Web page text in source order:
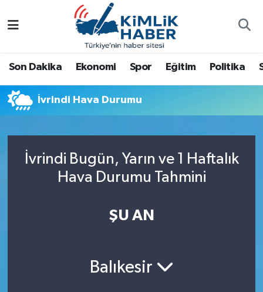
Son Dakika Ekonomi Spor Eğitim Politika
İvrindi Hava Durumu
İvrindi Bugün, Yarın ve 1 Haftalık
Hava Durumu Tahmini
ŞU AN
Balıkesir
Antalya
Dünya
Eğitim
Nöbetçi Eczaneler
Namaz Vakitleri
Trafik Durumu
Süper Lig Puan Durumu ve Fikstür
Son Dakika Haberleri